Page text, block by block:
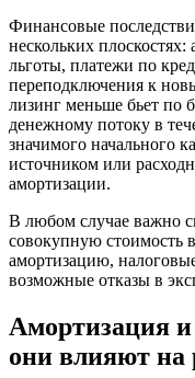
Финансовые
нескольких
льготы, платежи по
переподключения к
лизинг меньше бьет по
денежному потоку в
значимого начального
источником или
амортизации.
В любом случае важно
совокупную стоимость
амортизацию,
возможные отказы в
Амортизация
они влияют на